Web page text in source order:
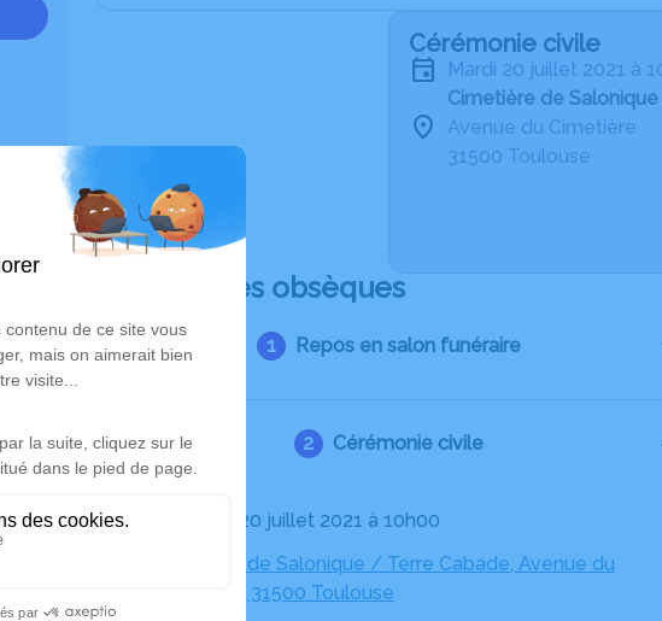
Cérémonie civile
mardi 20 juillet 2021 à
Cimetiè­re de
Avenue du Cimetière
31500 Toulouse
Déroulé des obsèques
Repos en salon funéraire
Cérémonie civile
Le mardi 20 juillet 2021 à 10h00
Cimetiè­re de Salonique / Terre Cabade, Avenue du
Cimetière, 31500 Toulouse